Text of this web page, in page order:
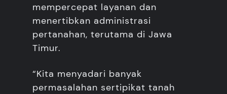
mempercepat layanan dan
menertibkan administrasi
pertanahan, terutama di Jawa
Timur.
“Kita menyadari banyak
permasalahan sertipikat tanah